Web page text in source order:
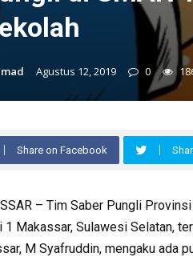
Agustus 12, 2019 0
Share on Facebook
– Tim Saber Pungli
1 Makassar, Sulawesi Selatan,
M Syafruddin, mengaku ada